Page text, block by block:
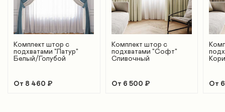
Комплект штор с
подхватами "Латур"
Белый/Голубой
От 8 460 ₽
Комплект штор с
подхватами "Софт"
Сливочный
От 6 500 ₽ От